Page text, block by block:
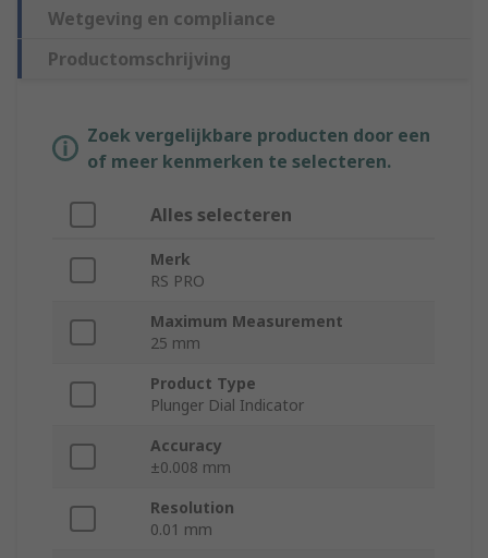
Wetgeving en compliance
Productomschrijving
Zoek vergelijkbare producten door een
of meer kenmerken te selecteren.
Alles selecteren
Merk
RS PRO
Maximum Measurement
25 mm
Product Type
Plunger Dial Indicator
Accuracy
±0.008 mm
Resolution
0.01 mm